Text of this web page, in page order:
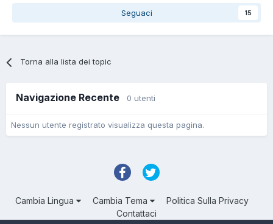
Seguaci 15
Torna alla lista dei topic
Navigazione Recente 0 utenti
Nessun utente registrato visualizza questa pagina.
Cambia Lingua Cambia Tema
Politica Sulla Privacy
Contattaci